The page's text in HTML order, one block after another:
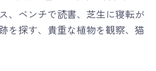
、ベンチで読書、芝生に寝転が
を探す、貴重な植物を観察、猫